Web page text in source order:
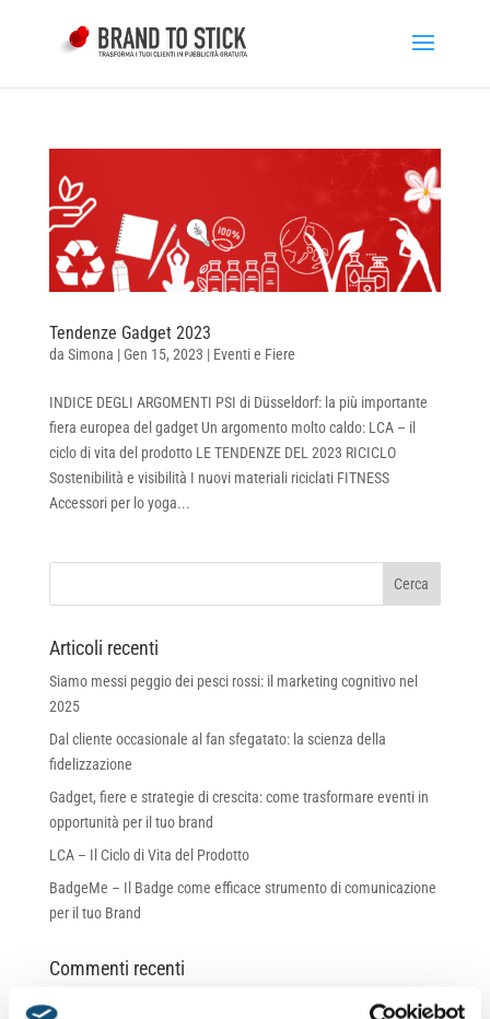
Tendenze Gadget 2023
da Simona |Gen 15, 2023 | Eventi e Fiere
INDICE DEGLI ARGOMENTI PSI di Düsseldorf: la più importante
fiera europea del gadget Un argomento molto caldo: LCA – il
ciclo di vita del prodotto LE TENDENZE DEL 2023 RICICLO
Sostenibilità e visibilità I nuovi materiali riciclati FITNESS
Accessori per lo yoga...
Articoli recenti
Siamo messi peggio dei pesci rossi: il marketing cognitivo nel
2025
Dal cliente occasionale al fan sfegatato: la scienza della
fidelizzazione
Gadget, fiere e strategie di crescita: come trasformare eventi in
opportunità per il tuo brand
LCA – Il Ciclo di Vita del Prodotto
BadgeMe – Il Badge come efficace strumento di comunicazione
per il tuo Brand
Commenti recenti